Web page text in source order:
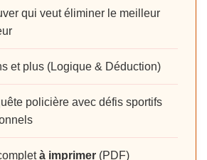
qui veut éliminer le meilleur
et plus (Logique & Déduction)
policière avec défis sportifs
à imprimer (PDF)